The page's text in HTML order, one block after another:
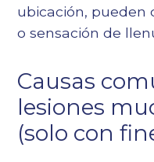
ubicación, pueden
o sensación de
Causas
lesiones
(solo con